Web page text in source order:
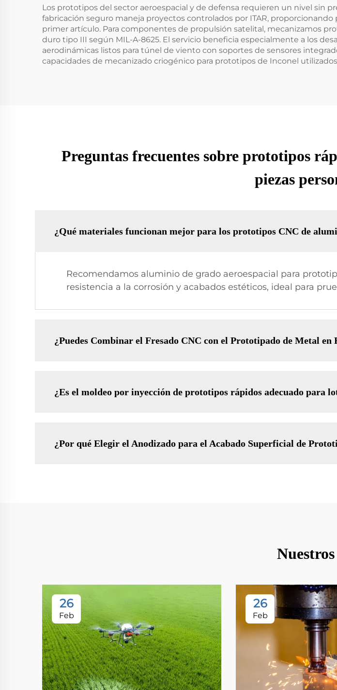
Los prototipos del sector aeroespacial y de defensa requieren un nivel sin
fabricación seguro maneja proyectos controlados por ITAR,
primer artículo. Para componentes de propulsión satelital, mecanizamos
duro tipo III según MIL-A-8625. El servicio beneficia especialmente a los
aerodinámicas listos para túnel de viento con soportes de sensores
capacidades de mecanizado criogénico para prototipos de Inconel
Preguntas frecuentes sobre prototipos
piezas
¿Qué materiales funcionan mejor para los prototipos CNC de
Recomendamos aluminio de grado aeroespacial para
resistencia a la corrosión y acabados estéticos, ideal para
¿Puedes Combinar el Fresado CNC con el Prototipado de Metal en
¿Es el moldeo por inyección de prototipos rápidos adecuado para
¿Por qué Elegir el Anodizado para el Acabado Superficial de
26
Feb
26
Feb